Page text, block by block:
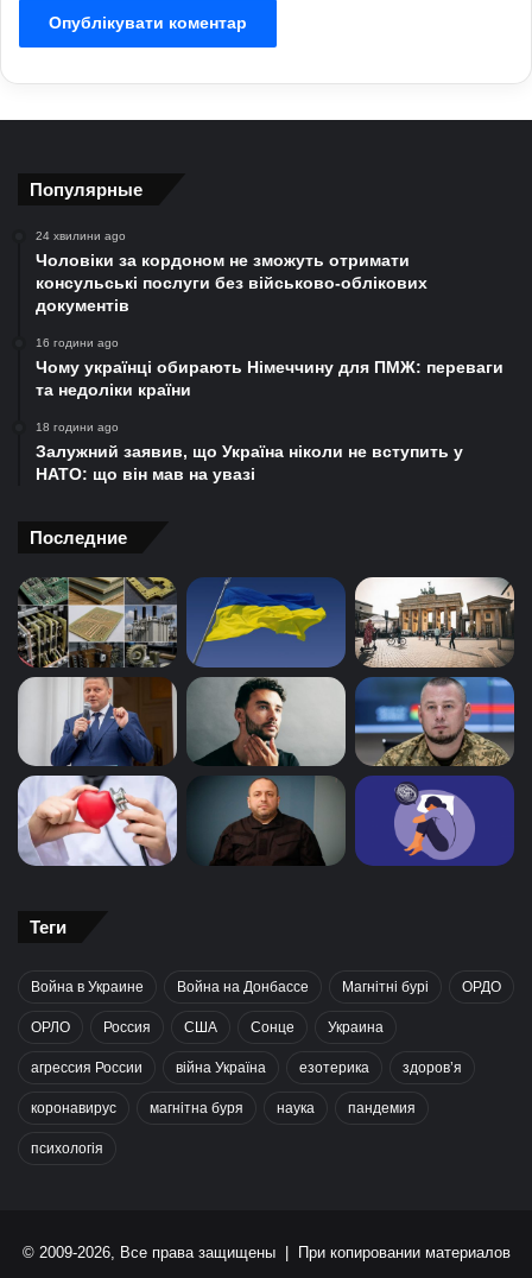
Популярные
24 хвилини ago
Чоловіки за кордоном не зможуть отримати
консульські послуги без військово-облікових
документів
16 години ago
Чому українці обирають Німеччину для ПМЖ: переваги
та недоліки країни
18 години ago
Залужний заявив, що Україна ніколи не вступить у
НАТО: що він мав на увазі
Последние
Теги
Война в Украине Война на Донбассе Магнітні бурі ОРДО
ОРЛО Россия США Сонце Украина
агрессия России війна Україна езотерика здоров’я
коронавирус магнітна буря наука пандемия
психологія
© 2009-2026, Все права защищены | При копировании материалов